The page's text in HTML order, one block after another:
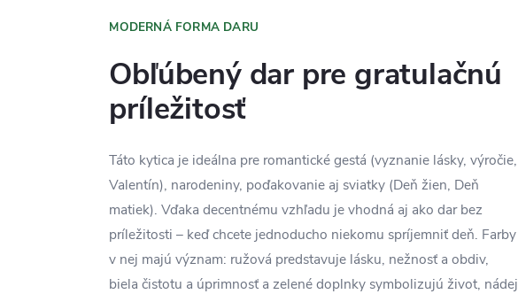
MODERNÁ FORMA DARU
Obľúbený dar pre gratulačnú
príležitosť
Táto kytica je ideálna pre romantické gestá (vyznanie lásky, výročie,
Valentín), narodeniny, poďakovanie aj sviatky (Deň žien, Deň
matiek). Vďaka decentnému vzhľadu je vhodná aj ako dar bez
príležitosti – keď chcete jednoducho niekomu spríjemniť deň. Farby
v nej majú význam: ružová predstavuje lásku, nežnosť a obdiv,
biela čistotu a úprimnosť a zelené doplnky symbolizujú život, nádej